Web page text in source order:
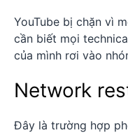
YouTube bị chặn vì
cần biết mọi
của mình rơi vào
Network
Đây là trường hợp